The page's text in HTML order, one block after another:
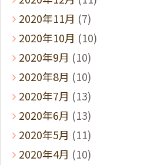
2020年11月 (7)
2020年10月 (10)
2020年9月 (10)
2020年8月 (10)
2020年7月 (13)
2020年6月 (13)
2020年5月 (11)
2020年4月 (10)